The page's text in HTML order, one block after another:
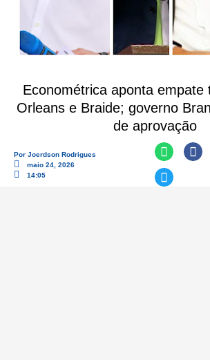
Econométrica aponta empate
Orleans e Braide; governo
de aprovação
Por Joerdson Rodrigues
maio 24, 2026
14:05